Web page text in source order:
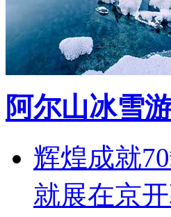
阿尔山冰雪
辉煌成就
就展在京